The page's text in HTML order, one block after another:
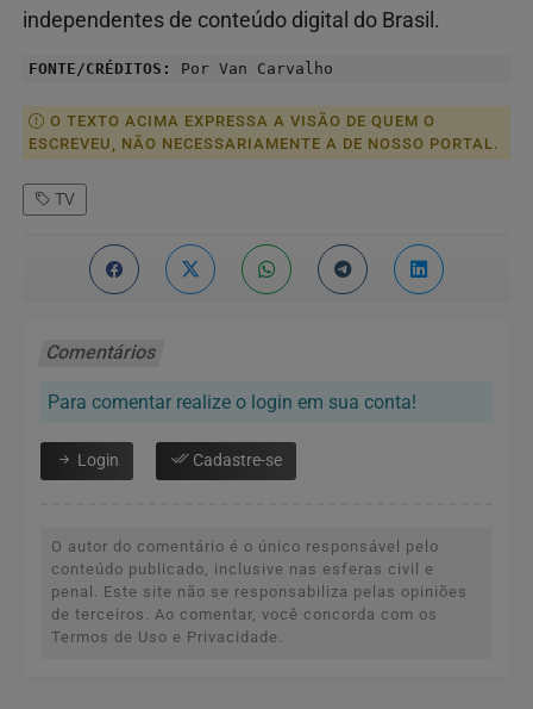
independentes de conteúdo digital do Brasil.
FONTE/CRÉDITOS: Por Van Carvalho
O TEXTO ACIMA EXPRESSA A VISÃO DE QUEM O
ESCREVEU, NÃO NECESSARIAMENTE A DE NOSSO PORTAL.
TV
Comentários
Para comentar realize o login em sua conta!
Login Cadastre-se
O autor do comentário é o único responsável pelo
conteúdo publicado, inclusive nas esferas civil e
penal. Este site não se responsabiliza pelas opiniões
de terceiros. Ao comentar, você concorda com os
Termos de Uso e Privacidade.